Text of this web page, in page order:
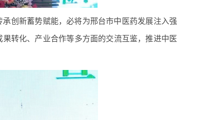
创新蓄势赋能，必将为邢台市中医药发展注入强
转化、产业合作等多方面的交流互鉴，推进中医